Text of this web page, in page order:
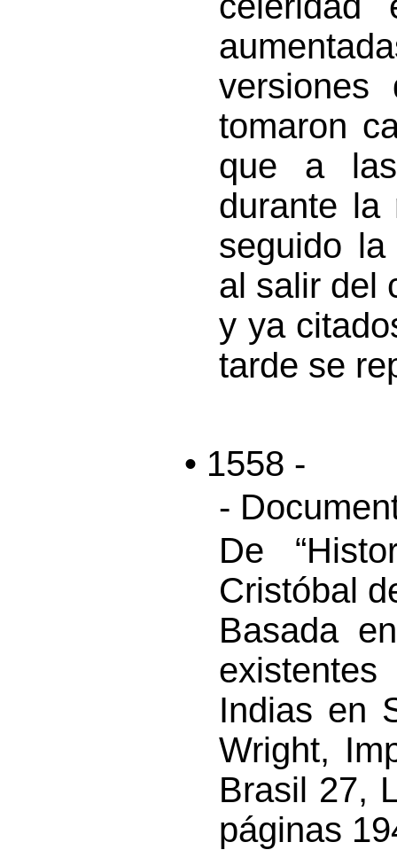
tomaron
que a las
durante la
seguido
al salir del
y ya
tarde se
• 1558 -
-
De
Cristóbal
Basada
Indias en
Wright,
Brasil 27,
páginas